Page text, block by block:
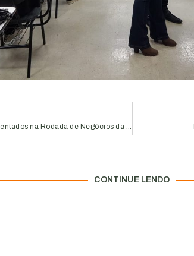
CONTINUE LENDO